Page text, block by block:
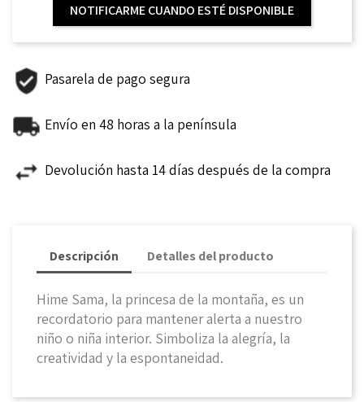
NOTIFICARME CUANDO ESTÉ DISPONIBLE
Pasarela de pago segura
Envío en 48 horas a la península
Devolución hasta 14 días después de la compra
Descripción Detalles del producto
Hime Sama, la princesa de la montaña, es un
recordatorio para mantener alerta a nuestro
niño o niña interior. Simboliza la alegría, la
creatividad y la espontaneidad.